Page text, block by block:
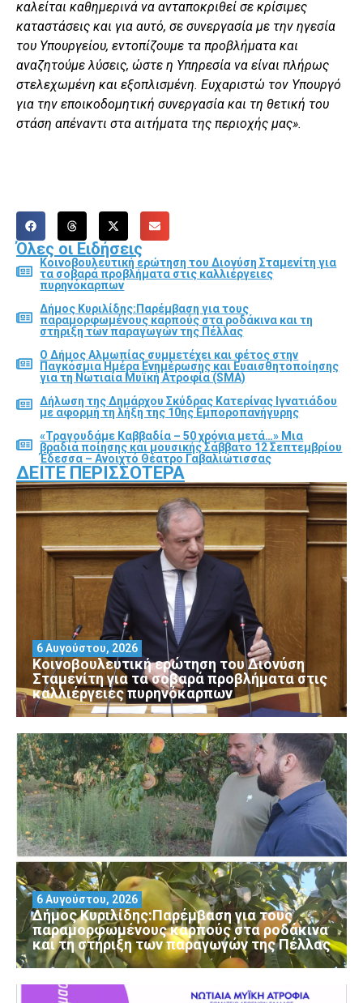
καλείται καθημερινά να ανταποκριθεί σε κρίσιμες
καταστάσεις και για αυτό, σε συνεργασία με την ηγεσία
του Υπουργείου, εντοπίζουμε τα προβλήματα και
αναζητούμε λύσεις, ώστε η Υπηρεσία να είναι πλήρως
στελεχωμένη και εξοπλισμένη. Ευχαριστώ τον Υπουργό
για την εποικοδομητική συνεργασία και τη θετική του
στάση απέναντι στα αιτήματα της περιοχής μας».
Όλες οι Ειδήσεις
Κοινοβουλευτική ερώτηση του Διονύση Σταμενίτη για
τα σοβαρά προβλήματα στις καλλιέργειες
πυρηνόκαρπων
Δήμος Κυριλίδης:Παρέμβαση για τους
παραμορφωμένους καρπούς στα ροδάκινα και τη
στήριξη των παραγωγών της Πέλλας
Ο Δήμος Αλμωπίας συμμετέχει και φέτος στην
Παγκόσμια Ημέρα Ενημέρωσης και Ευαισθητοποίησης
για τη Νωτιαία Μυϊκή Ατροφία (SMA)
Δήλωση της Δημάρχου Σκύδρας Κατερίνας Ιγνατιάδου
με αφορμή τη λήξη της 10ης Εμποροπανήγυρης
«Τραγουδάμε Καββαδία – 50 χρόνια μετά…» Μια
βραδιά ποίησης και μουσικής Σάββατο 12 Σεπτεμβρίου
Έδεσσα – Ανοιχτό Θέατρο Γαβαλιώτισσας
ΔΕΊΤΕ ΠΕΡΙΣΣΌΤΕΡΑ
Κοινοβουλευτική ερώτηση του Διονύση
Σταμενίτη για τα σοβαρά προβλήματα στις
καλλιέργειες πυρηνόκαρπων
6 Αυγούστου, 2026
Δήμος Κυριλίδης:Παρέμβαση για τους
παραμορφωμένους καρπούς στα ροδάκινα
και τη στήριξη των παραγωγών της Πέλλας
6 Αυγούστου, 2026